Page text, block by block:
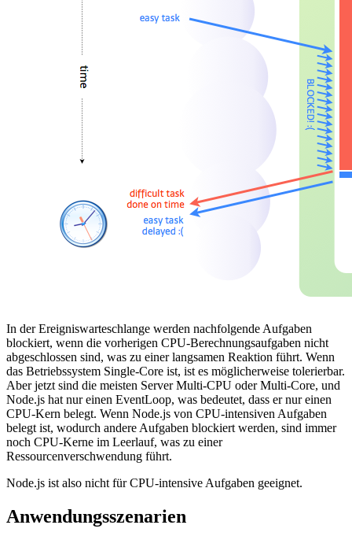
In der Ereigniswarteschlange werden nachfolgende Aufgaben
blockiert, wenn die vorherigen CPU-Berechnungsaufgaben nicht
abgeschlossen sind, was zu einer langsamen Reaktion führt. Wenn
das Betriebssystem Single-Core ist, ist es möglicherweise tolerierbar.
Aber jetzt sind die meisten Server Multi-CPU oder Multi-Core, und
Node.js hat nur einen EventLoop, was bedeutet, dass er nur einen
CPU-Kern belegt. Wenn Node.js von CPU-intensiven Aufgaben
belegt ist, wodurch andere Aufgaben blockiert werden, sind immer
noch CPU-Kerne im Leerlauf, was zu einer
Ressourcenverschwendung führt.
Node.js ist also nicht für CPU-intensive Aufgaben geeignet.
Anwendungsszenarien